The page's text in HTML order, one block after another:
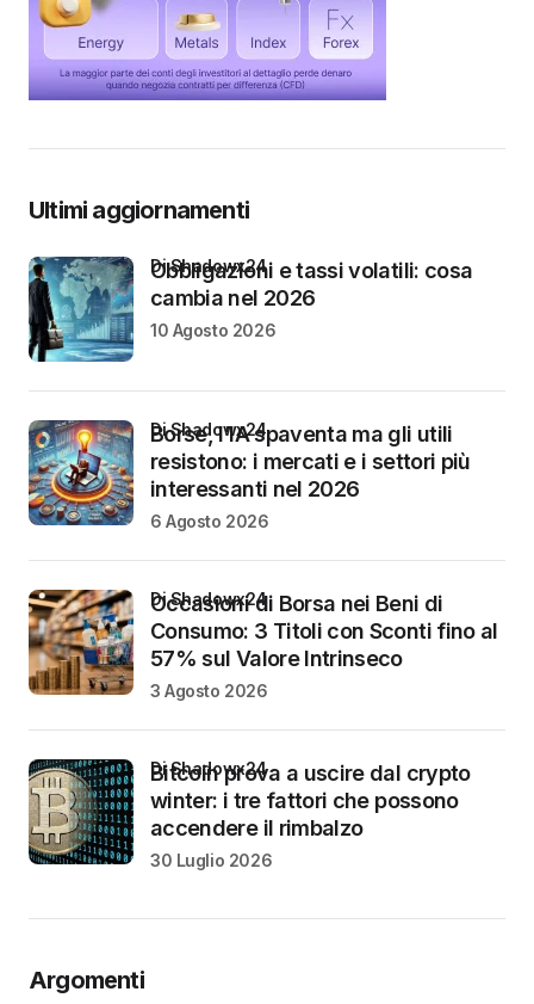
Ultimi aggiornamenti
Obbligazioni e tassi volatili: cosa
cambia nel 2026
di Shadowx24
10 Agosto 2026
Borse, l’IA spaventa ma gli utili
resistono: i mercati e i settori più
interessanti nel 2026
di Shadowx24
6 Agosto 2026
Occasioni di Borsa nei Beni di
Consumo: 3 Titoli con Sconti fino al
57% sul Valore Intrinseco
di Shadowx24
3 Agosto 2026
Bitcoin prova a uscire dal crypto
winter: i tre fattori che possono
accendere il rimbalzo
di Shadowx24
30 Luglio 2026
Argomenti